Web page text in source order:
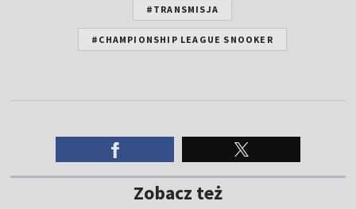
#TRANSMISJA
#CHAMPIONSHIP LEAGUE SNOOKER
Zobacz też